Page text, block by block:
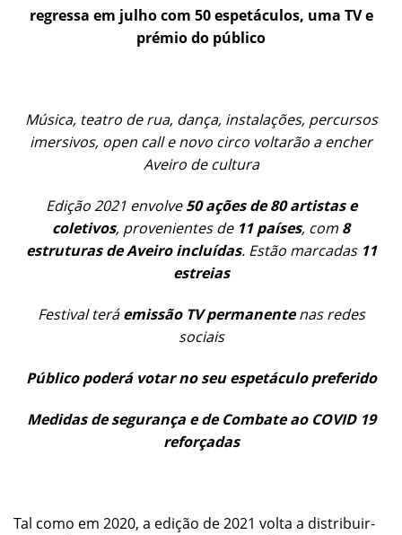
regressa em julho com 50 espetáculos, uma TV e
prémio do público
Música, teatro de rua, dança, instalações, percursos
imersivos, open call e novo circo voltarão a encher
Aveiro de cultura
Edição 2021 envolve50 ações de 80 artistas e
coletivos, provenientes de 11 países, com8
estruturas de Aveiro incluídas. Estão marcadas 11
estreias
Festival teráemissão TV permanentenas redes
sociais
Público poderá votar no seu espetáculo preferido
Medidas de segurança e de Combate ao COVID 19
reforçadas
Tal como em 2020, a edição de 2021 volta a distribuir-